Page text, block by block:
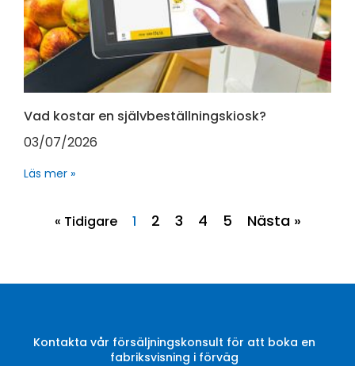
Vad kostar en självbeställningskiosk?
03/07/2026
Läs mer »
« Tidigare 1 2 3 4 5 Nästa »
Kontakta vår försäljningskonsult för att boka en
fabriksvisning i förväg